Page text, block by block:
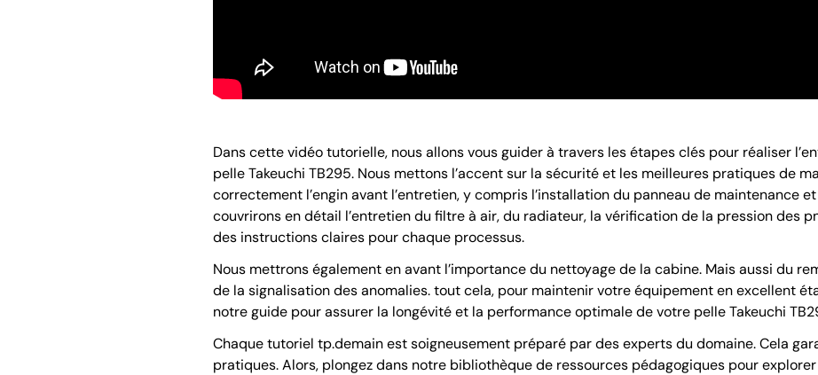
Dans cette vidéo tutorielle, nous allons vous guider à travers les étapes clés pour réaliser
pelle Takeuchi TB295. Nous mettons l’accent sur la sécurité et les meilleures pratiques de
correctement l’engin avant l’entretien, y compris l’installation du panneau de maintenance
couvrirons en détail l’entretien du filtre à air, du radiateur, la vérification de la pression des
des instructions claires pour chaque processus.
Nous mettrons également en avant l’importance du nettoyage de la cabine. Mais aussi du
de la signalisation des anomalies. tout cela, pour maintenir votre équipement en excellent
notre guide pour assurer la longévité et la performance optimale de votre pelle Takeuchi
Chaque tutoriel tp.demain est soigneusement préparé par des experts du domaine. Cela
pratiques. Alors, plongez dans notre bibliothèque de ressources pédagogiques pour